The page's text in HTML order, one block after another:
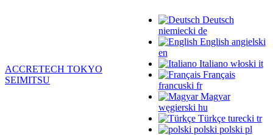
Deutsch
niemiecki de
English angielski
en
Italiano włoski it
Français
francuski fr
Magyar
węgierski hu
Türkçe turecki tr
polski polski pl
ACCRETECH TOKYO
SEIMITSU